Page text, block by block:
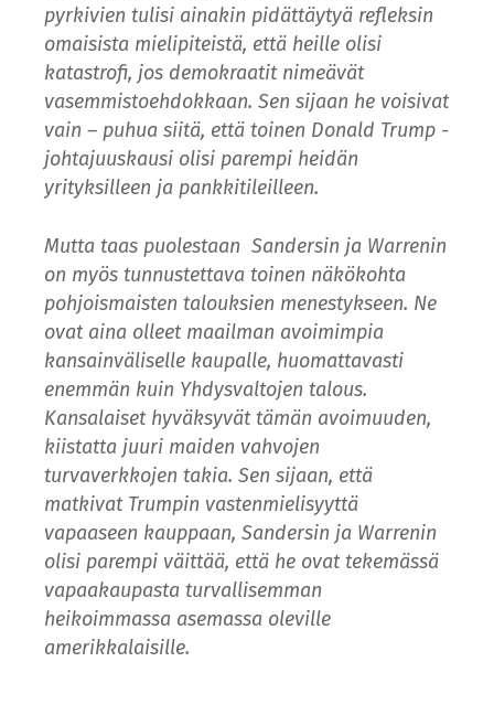
pyrkivien tulisi ainakin pidättäytyä refleksin
omaisista mielipiteistä, että heille olisi
katastrofi, jos demokraatit nimeävät
vasemmistoehdokkaan. Sen sijaan he voisivat
vain – puhua siitä, että toinen Donald Trump -
johtajuuskausi olisi parempi heidän
yrityksilleen ja pankkitileilleen.
Mutta taas puolestaan Sandersin ja Warrenin
on myös tunnustettava toinen näkökohta
pohjoismaisten talouksien menestykseen. Ne
ovat aina olleet maailman avoimimpia
kansainväliselle kaupalle, huomattavasti
enemmän kuin Yhdysvaltojen talous.
Kansalaiset hyväksyvät tämän avoimuuden,
kiistatta juuri maiden vahvojen
turvaverkkojen takia. Sen sijaan, että
matkivat Trumpin vastenmielisyyttä
vapaaseen kauppaan, Sandersin ja Warrenin
olisi parempi väittää, että he ovat tekemässä
vapaakaupasta turvallisemman
heikoimmassa asemassa oleville
amerikkalaisille.